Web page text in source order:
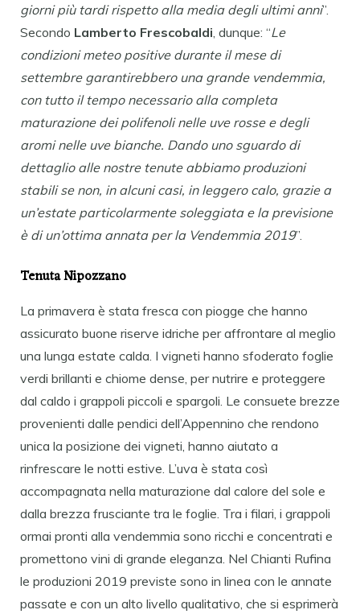
giorni più tardi rispetto alla media degli ultimi anni”.
Secondo Lamberto Frescobaldi , dunque: “Le
condizioni meteo positive durante il mese di
settembre garantirebbero una grande vendemmia,
con tutto il tempo necessario alla completa
maturazione dei polifenoli nelle uve rosse e degli
aromi nelle uve bianche. Dando uno sguardo di
dettaglio alle nostre tenute abbiamo produzioni
stabili se non, in alcuni casi, in leggero calo, grazie a
un’estate particolarmente soleggiata e la previsione
è di un’ottima annata per la Vendemmia 2019”.
Tenuta Nipozzano
La primavera è stata fresca con piogge che hanno
assicurato buone riserve idriche per affrontare al meglio
una lunga estate calda. I vigneti hanno sfoderato foglie
verdi brillanti e chiome dense, per nutrire e proteggere
dal caldo i grappoli piccoli e spargoli. Le consuete brezze
provenienti dalle pendici dell’Appennino che rendono
unica la posizione dei vigneti, hanno aiutato a
rinfrescare le notti estive. L’uva è stata così
accompagnata nella maturazione dal calore del sole e
dalla brezza frusciante tra le foglie. Tra i filari, i grappoli
ormai pronti alla vendemmia sono ricchi e concentrati e
promettono vini di grande eleganza. Nel Chianti Rufina
le produzioni 2019 previste sono in linea con le annate
passate e con un alto livello qualitativo, che si esprimerà